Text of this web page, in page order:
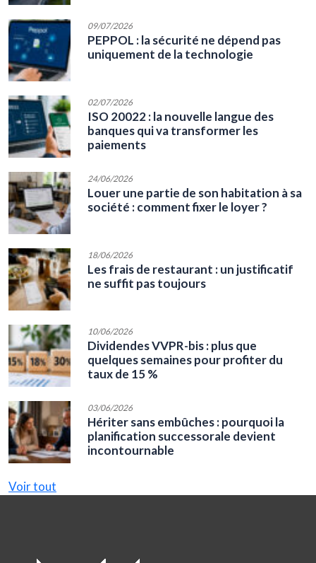
09/07/2026
PEPPOL : la sécurité ne dépend pas
uniquement de la technologie
02/07/2026
ISO 20022 : la nouvelle langue des
banques qui va transformer les
paiements
24/06/2026
Louer une partie de son habitation à sa
société : comment fixer le loyer ?
18/06/2026
Les frais de restaurant : un justificatif
ne suffit pas toujours
10/06/2026
Dividendes VVPR-bis : plus que
quelques semaines pour profiter du
taux de 15 %
03/06/2026
Hériter sans embûches : pourquoi la
planification successorale devient
incontournable
Voir tout